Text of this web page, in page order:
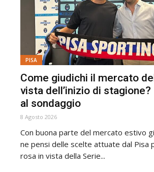
PISA
Come giudichi il mercato
vista dell’inizio di
al sondaggio
8 Agosto 2026
Con buona parte del mercato estivo
ne pensi delle scelte attuate dal Pisa
rosa in vista della Serie...